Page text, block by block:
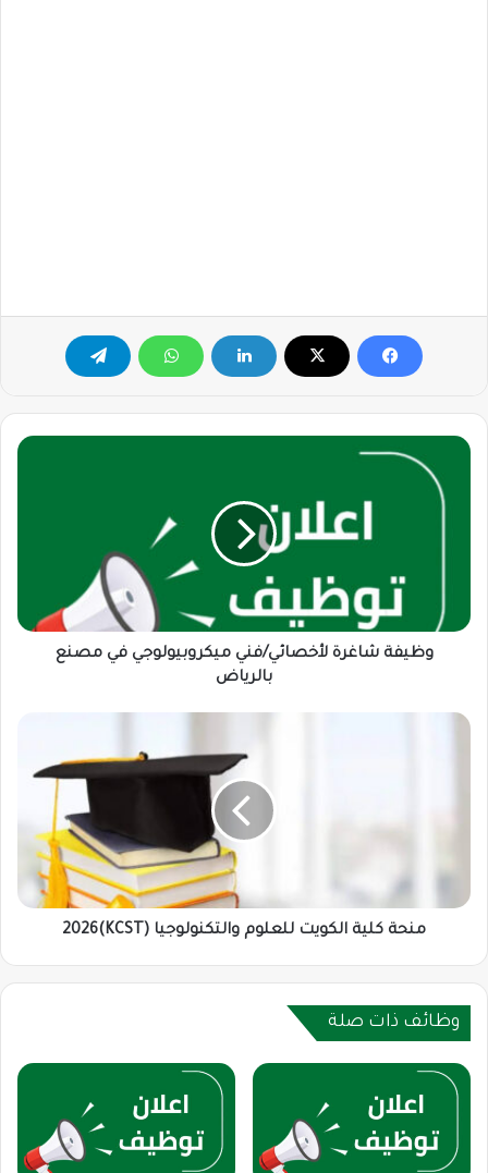
وظيفة
لأخصائي/
وظيفة شاغرة لأخصائي/فني ميكروبيولوجي في مصنع
بالرياض
منحة
منحة كلية الكويت للعلوم والتكنولوجيا (KCST)2026
وظائف ذات صلة